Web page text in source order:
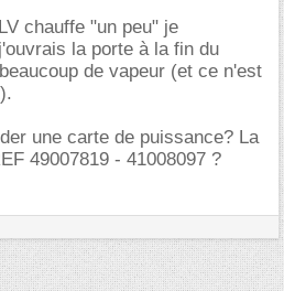
chauffe "un peu" je
la porte à la fin du
de vapeur (et ce n'est
une carte de puissance? La
49007819 - 41008097 ?